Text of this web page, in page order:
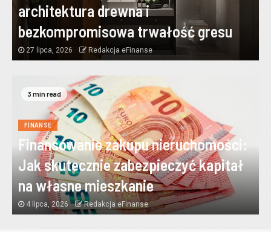
architektura drewna i
bezkompromisowa trwałość gresu
27 lipca, 2026 Redakcja eFinanse
3 min read
FINANSE
Finansowanie zakupu nieruchomości:
Jak skutecznie zabezpieczyć kapitał
na własne mieszkanie
4 lipca, 2026 Redakcja eFinanse